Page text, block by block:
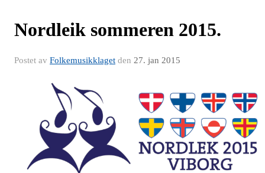
Nordleik sommeren 2015.
Postet av Folkemusikklaget den 27. jan 2015